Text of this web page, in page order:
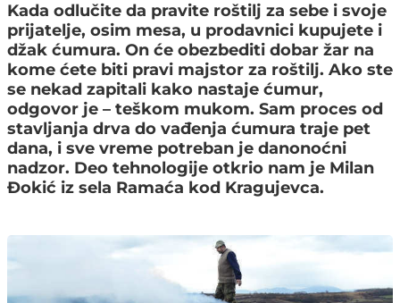
Kada odlučite da pravite roštilj za sebe i svoje
prijatelje, osim mesa, u prodavnici kupujete i
džak ćumura. On će obezbediti dobar žar na
kome ćete biti pravi majstor za roštilj. Ako ste
se nekad zapitali kako nastaje ćumur,
odgovor je – teškom mukom. Sam proces od
stavljanja drva do vađenja ćumura traje pet
dana, i sve vreme potreban je danonoćni
nadzor. Deo tehnologije otkrio nam je Milan
Đokić iz sela Ramaća kod Kragujevca.